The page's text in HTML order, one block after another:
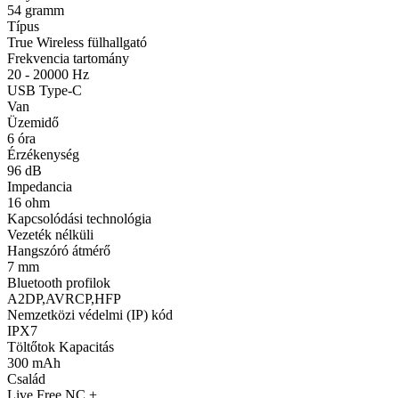
54 gramm
Típus
True Wireless fülhallgató
Frekvencia tartomány
20 - 20000 Hz
USB Type-C
Van
Üzemidő
6 óra
Érzékenység
96 dB
Impedancia
16 ohm
Kapcsolódási technológia
Vezeték nélküli
Hangszóró átmérő
7 mm
Bluetooth profilok
A2DP,AVRCP,HFP
Nemzetközi védelmi (IP) kód
IPX7
Töltőtok Kapacitás
300 mAh
Család
Live Free NC +